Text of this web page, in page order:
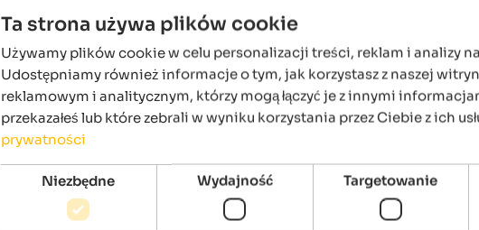
Ta strona używa plików cookie
Używamy plików cookie w celu personalizacji treści, reklam i analizy
Udostępniamy również informacje o tym, jak korzystasz z naszej
reklamowym i analitycznym, którzy mogą łączyć je z innymi
przekazałeś lub które zebrali w wyniku korzystania przez Ciebie z ich
prywatności
Niezbędne Wydajność Targetowanie